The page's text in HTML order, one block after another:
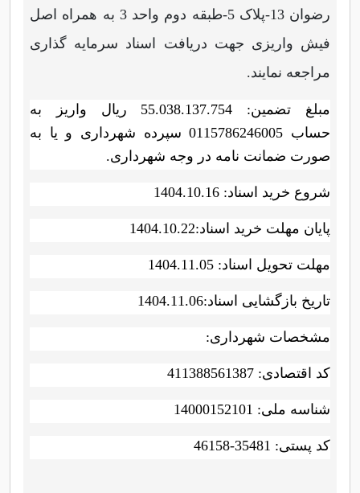
رضوان 13-پلاک 5-طبقه دوم واحد 3 به همراه اصل
فیش واریزی جهت دریافت اسناد سرمایه گذاری
مراجعه نمایند.
مبلغ تضمین: 55.038.137.754 ریال واریز به
حساب 0115786246005 سپرده شهرداری و یا به
صورت ضمانت نامه در وجه شهرداری.
شروع خرید اسناد: 1404.10.16
پایان مهلت خرید اسناد:1404.10.22
مهلت تحویل اسناد: 1404.11.05
تاریخ بازگشایی اسناد:1404.11.06
مشخصات شهرداری:
کد اقتصادی: 411388561387
شناسه ملی: 14000152101
کد پستی: 35481-46158